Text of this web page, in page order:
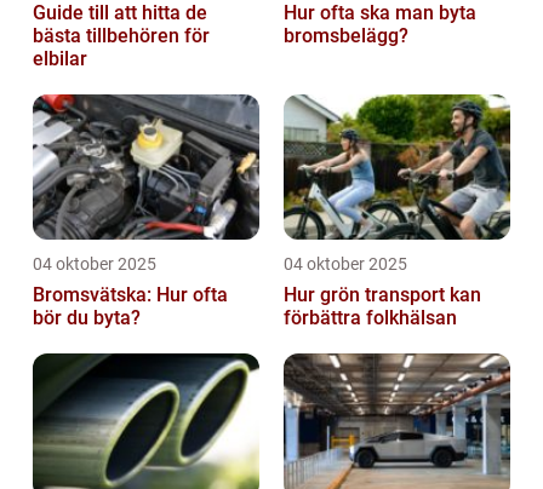
Guide till att hitta de
bästa tillbehören för
elbilar
Hur ofta ska man byta
bromsbelägg?
04 oktober 2025
Bromsvätska: Hur ofta
bör du byta?
04 oktober 2025
Hur grön transport kan
förbättra folkhälsan